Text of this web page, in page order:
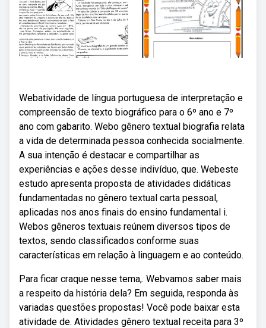
Webatividade de língua portuguesa de interpretação e
compreensão de texto biográfico para o 6º ano e 7º
ano com gabarito. Webo gênero textual biografia relata
a vida de determinada pessoa conhecida socialmente.
A sua intenção é destacar e compartilhar as
experiências e ações desse indivíduo, que. Webeste
estudo apresenta proposta de atividades didáticas
fundamentadas no gênero textual carta pessoal,
aplicadas nos anos finais do ensino fundamental i.
Webos gêneros textuais reúnem diversos tipos de
textos, sendo classificados conforme suas
características em relação à linguagem e ao conteúdo.
Para ficar craque nesse tema,. Webvamos saber mais
a respeito da história dela? Em seguida, responda às
variadas questões propostas! Você pode baixar esta
atividade de. Atividades gênero textual receita para 3º